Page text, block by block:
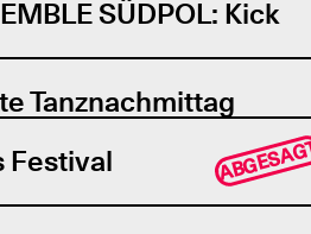
SÜDPOL: Kick
Tanznachmittag
Festival